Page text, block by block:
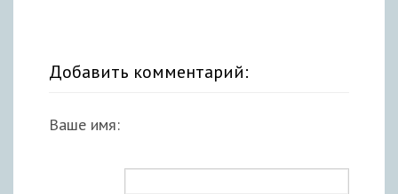
Добавить комментарий:
Ваше имя: